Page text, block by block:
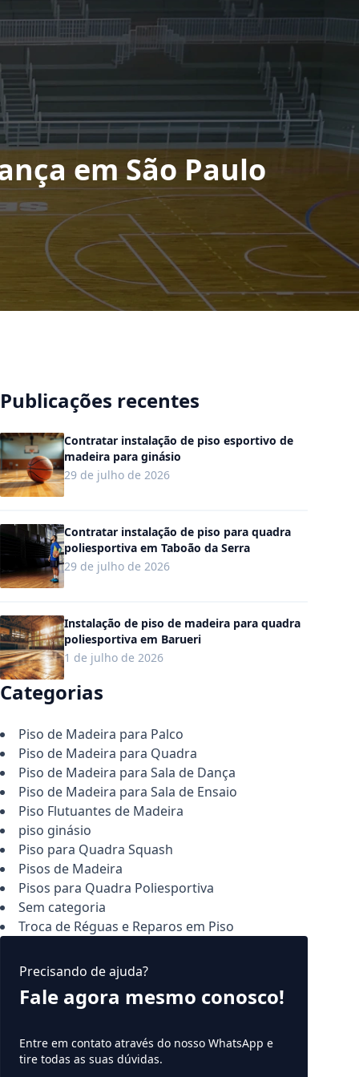
em São Paulo
Publicações recentes
Contratar instalação de piso esportivo de
madeira para ginásio
29 de julho de 2026
Contratar instalação de piso para quadra
poliesportiva em Taboão da Serra
29 de julho de 2026
Instalação de piso de madeira para quadra
poliesportiva em Barueri
1 de julho de 2026
Categorias
Piso de Madeira para Palco
Piso de Madeira para Quadra
Piso de Madeira para Sala de Dança
Piso de Madeira para Sala de Ensaio
Piso Flutuantes de Madeira
piso ginásio
Piso para Quadra Squash
Pisos de Madeira
Pisos para Quadra Poliesportiva
Sem categoria
Troca de Réguas e Reparos em Piso
Precisando de ajuda?
Fale agora mesmo conosco!
Entre em contato através do nosso WhatsApp e
tire todas as suas dúvidas.